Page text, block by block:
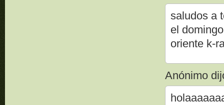
saludos a
el
oriente k-
Anónimo